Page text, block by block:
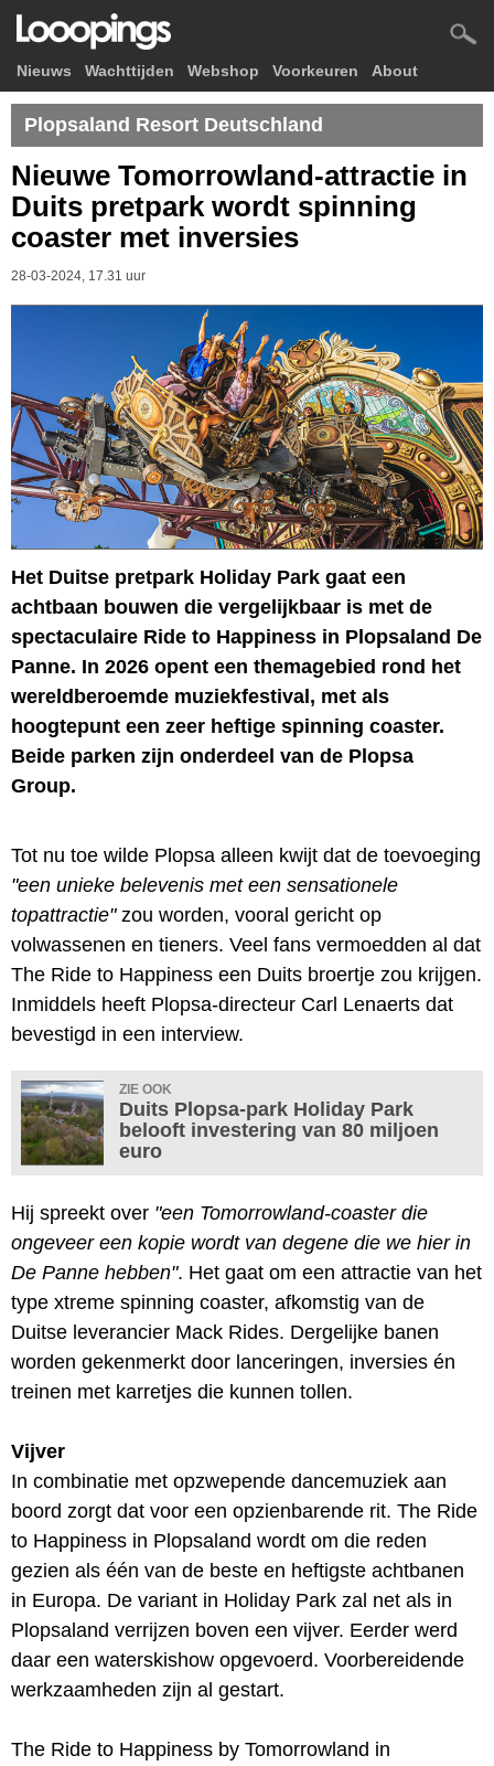
Nieuws Wachttijden Webshop Voorkeuren About
Plopsaland Resort Deutschland
Nieuwe Tomorrowland-attractie in
Duits pretpark wordt spinning
coaster met inversies
28-03-2024, 17.31 uur
Het Duitse pretpark Holiday Park gaat een
achtbaan bouwen die vergelijkbaar is met de
spectaculaire Ride to Happiness in Plopsaland De
Panne. In 2026 opent een themagebied rond het
wereldberoemde muziekfestival, met als
hoogtepunt een zeer heftige spinning coaster.
Beide parken zijn onderdeel van de Plopsa
Group.
Tot nu toe wilde Plopsa alleen kwijt dat de toevoeging
"een unieke belevenis met een sensationele
topattractie"zou worden, vooral gericht op
volwassenen en tieners. Veel fans vermoedden al dat
The Ride to Happiness een Duits broertje zou krijgen.
Inmiddels heeft Plopsa-directeur Carl Lenaerts dat
bevestigd in een interview.
ZIE OOK
Duits Plopsa-park Holiday Park
belooft investering van 80 miljoen
euro
Hij spreekt over "een Tomorrowland-coaster die
ongeveer een kopie wordt van degene die we hier in
De Panne hebben". Het gaat om een attractie van het
type xtreme spinning coaster, afkomstig van de
Duitse leverancier Mack Rides. Dergelijke banen
worden gekenmerkt door lanceringen, inversies én
treinen met karretjes die kunnen tollen.
Vijver
In combinatie met opzwepende dancemuziek aan
boord zorgt dat voor een opzienbarende rit. The Ride
to Happiness in Plopsaland wordt om die reden
gezien als één van de beste en heftigste achtbanen
in Europa. De variant in Holiday Park zal net als in
Plopsaland verrijzen boven een vijver. Eerder werd
daar een waterskishow opgevoerd. Voorbereidende
werkzaamheden zijn al gestart.
The Ride to Happiness by Tomorrowland in